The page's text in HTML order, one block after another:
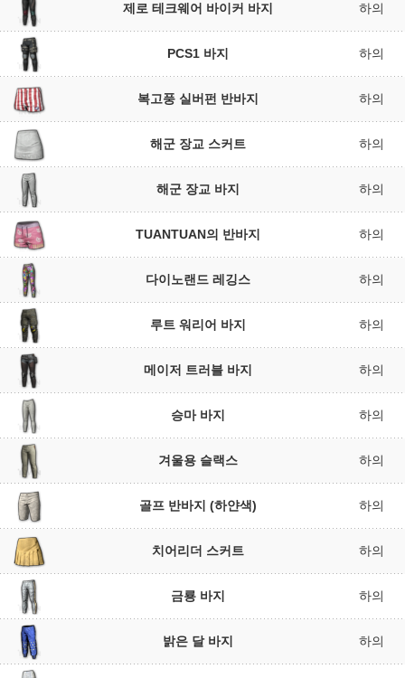
제로 테크웨어 바이커 바지 하의
PCS1 바지 하의
복고풍 실버펀 반바지 하의
해군 장교 스커트 하의
해군 장교 바지 하의
TUANTUAN의 반바지 하의
다이노랜드 레깅스 하의
루트 워리어 바지 하의
메이저 트러블 바지 하의
승마 바지 하의
겨울용 슬랙스 하의
골프 반바지 (하얀색) 하의
치어리더 스커트 하의
금룡 바지 하의
밝은 달 바지 하의